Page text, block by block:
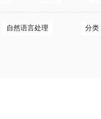
时尚艺术 工业制造
环境自然语言处理
分类